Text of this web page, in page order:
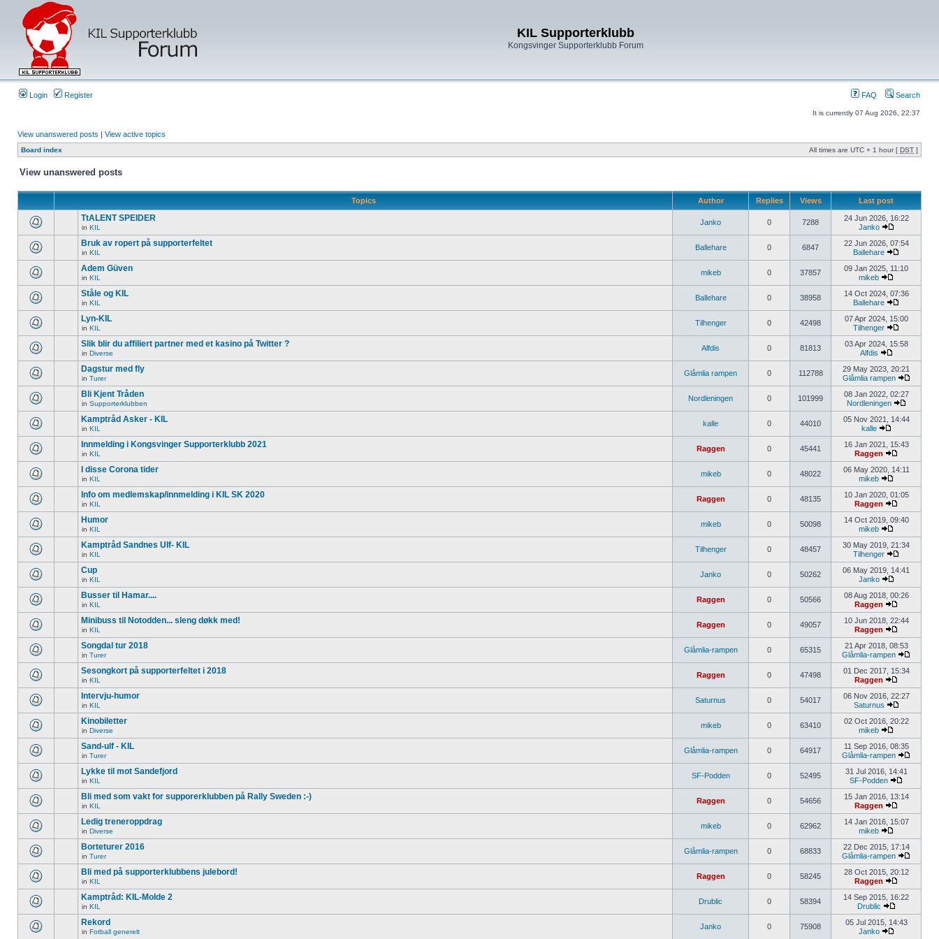
KIL Supporterklubb
Kongsvinger Supporterklubb Forum
Login Register FAQ Search
It is currently 07 Aug 2026, 22:37
View unanswered posts | View active topics
Board index All times are UTC + 1 hour [ DST ]
View unanswered posts
Topics Author Replies Views Last post
TtALENT SPEIDER
in KIL
Janko 0 7288
24 Jun 2026, 16:22
Janko
Bruk av ropert på supporterfeltet
in KIL
Ballehare 0 6847
22 Jun 2026, 07:54
Ballehare
Adem Güven
in KIL
mikeb 0 37857
09 Jan 2025, 11:10
mikeb
Ståle og KIL
in KIL
Ballehare 0 38958
14 Oct 2024, 07:36
Ballehare
Lyn-KIL
in KIL
Tilhenger 0 42498
07 Apr 2024, 15:00
Tilhenger
Slik blir du affiliert partner med et kasino på Twitter ?
in Diverse
Alfdis 0 81813
03 Apr 2024, 15:58
Alfdis
Dagstur med fly
in Turer
Glåmlia rampen 0 112788
29 May 2023, 20:21
Glåmlia rampen
Bli Kjent Tråden
in Supporterklubben
Nordleningen 0 101999
08 Jan 2022, 02:27
Nordleningen
Kamptråd Asker - KIL
in KIL
kalle 0 44010
05 Nov 2021, 14:44
kalle
Innmelding i Kongsvinger Supporterklubb 2021
in KIL
Raggen 0 45441
16 Jan 2021, 15:43
Raggen
I disse Corona tider
in KIL
mikeb 0 48022
06 May 2020, 14:11
mikeb
Info om medlemskap/innmelding i KIL SK 2020
in KIL
Raggen 0 48135
10 Jan 2020, 01:05
Raggen
Humor
in KIL
mikeb 0 50098
14 Oct 2019, 09:40
mikeb
Kamptråd Sandnes Ulf- KIL
in KIL
Tilhenger 0 48457
30 May 2019, 21:34
Tilhenger
Cup
in KIL
Janko 0 50262
06 May 2019, 14:41
Janko
Busser til Hamar....
in KIL
Raggen 0 50566
08 Aug 2018, 00:26
Raggen
Minibuss til Notodden... sleng døkk med!
in KIL
Raggen 0 49057
10 Jun 2018, 22:44
Raggen
Songdal tur 2018
in Turer
Glåmlia-rampen 0 65315
21 Apr 2018, 08:53
Glåmlia-rampen
Sesongkort på supporterfeltet i 2018
in KIL
Raggen 0 47498
01 Dec 2017, 15:34
Raggen
Intervju-humor
in KIL
Saturnus 0 54017
06 Nov 2016, 22:27
Saturnus
Kinobiletter
in Diverse
mikeb 0 63410
02 Oct 2016, 20:22
mikeb
Sand-ulf - KIL
in Turer
Glåmlia-rampen 0 64917
11 Sep 2016, 08:35
Glåmlia-rampen
Lykke til mot Sandefjord
in KIL
SF-Podden 0 52495
31 Jul 2016, 14:41
SF-Podden
Bli med som vakt for supporerklubben på Rally Sweden :-)
in KIL
Raggen 0 54656
15 Jan 2016, 13:14
Raggen
Ledig treneroppdrag
in Diverse
mikeb 0 62962
14 Jan 2016, 15:07
mikeb
Borteturer 2016
in Turer
Glåmlia-rampen 0 68833
22 Dec 2015, 17:14
Glåmlia-rampen
Bli med på supporterklubbens julebord!
in KIL
Raggen 0 58245
28 Oct 2015, 20:12
Raggen
Kamptråd: KIL-Molde 2
in KIL
Drublic 0 58394
14 Sep 2015, 16:22
Drublic
Rekord
in Fotball generelt
Janko 0 75908
05 Jul 2015, 14:43
Janko